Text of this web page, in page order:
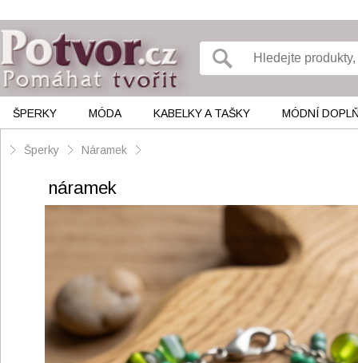
ŠPERKY MÓDA KABELKY A TAŠKY MÓDNÍ
Šperky Náramek
náramek